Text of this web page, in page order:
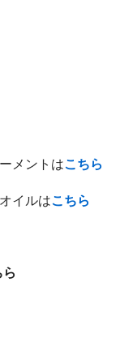
メントはこちら
イルはこちら